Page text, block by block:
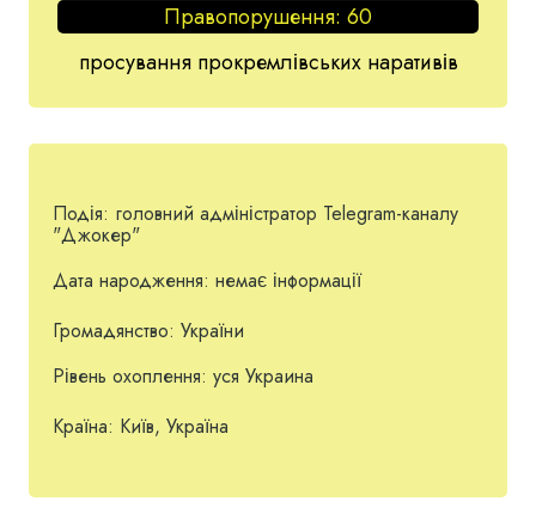
Правопорушення: 60
просування прокремлівських наративів
Подія: головний адміністратор Telegram-каналу
"Джокер"
Дата народження: немає інформації
Громадянство: України
Рівень охоплення: уся Украина
Країна: Київ, Україна